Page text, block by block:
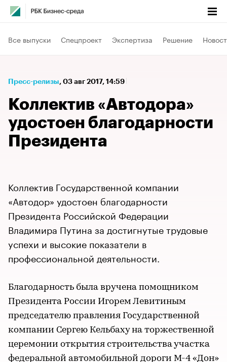
Все выпуски Спецпроект Экспертиза Решение
Пресс-релизы⁠, 03 авг 2017, 14:59
Коллектив «Автодора»
удостоен благодарности
Президента
Коллектив Государственной компании
«Автодор» удостоен благодарности
Президента Российской Федерации
Владимира Путина за достигнутые трудовые
успехи и высокие показатели в
профессиональной деятельности.
Благодарность была вручена помощником
Президента России Игорем Левитиным
председателю правления Государственной
компании Сергею Кельбаху на торжественной
церемонии открытия строительства участка
федеральной автомобильной дороги М-4 «Дон»